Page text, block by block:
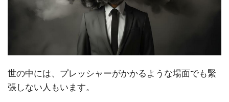
世の中には、プレッシャーがかかるような場面でも緊
張しない人もいます。